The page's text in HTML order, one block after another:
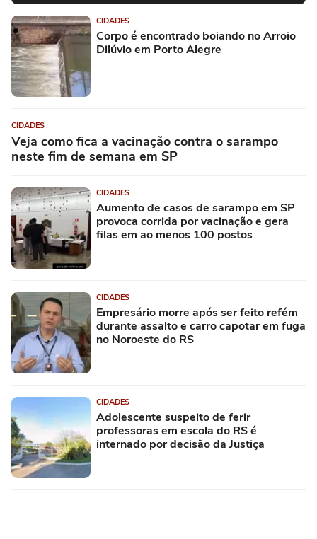
CIDADES
Corpo é encontrado boiando no Arroio
Dilúvio em Porto Alegre
CIDADES
Veja como fica a vacinação contra o sarampo
neste fim de semana em SP
CIDADES
Aumento de casos de sarampo em SP
provoca corrida por vacinação e gera
filas em ao menos 100 postos
CIDADES
Empresário morre após ser feito refém
durante assalto e carro capotar em fuga
no Noroeste do RS
CIDADES
Adolescente suspeito de ferir
professoras em escola do RS é
internado por decisão da Justiça